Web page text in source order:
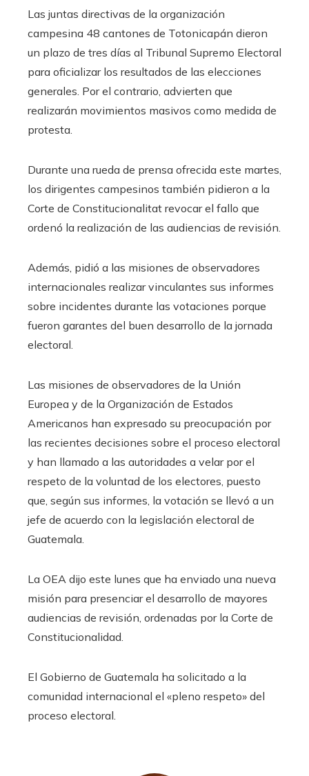
Las juntas directivas de la organización
campesina 48 cantones de Totonicapán dieron
un plazo de tres días al Tribunal Supremo Electoral
para oficializar los resultados de las elecciones
generales. Por el contrario, advierten que
realizarán movimientos masivos como medida de
protesta.
Durante una rueda de prensa ofrecida este martes,
los dirigentes campesinos también pidieron a la
Corte de Constitucionalitat revocar el fallo que
ordenó la realización de las audiencias de revisión.
Además, pidió a las misiones de observadores
internacionales realizar vinculantes sus informes
sobre incidentes durante las votaciones porque
fueron garantes del buen desarrollo de la jornada
electoral.
Las misiones de observadores de la Unión
Europea y de la Organización de Estados
Americanos han expresado su preocupación por
las recientes decisiones sobre el proceso electoral
y han llamado a las autoridades a velar por el
respeto de la voluntad de los electores, puesto
que, según sus informes, la votación se llevó a un
jefe de acuerdo con la legislación electoral de
Guatemala.
La OEA dijo este lunes que ha enviado una nueva
misión para presenciar el desarrollo de mayores
audiencias de revisión, ordenadas por la Corte de
Constitucionalidad.
El Gobierno de Guatemala ha solicitado a la
comunidad internacional el «pleno respeto» del
proceso electoral.